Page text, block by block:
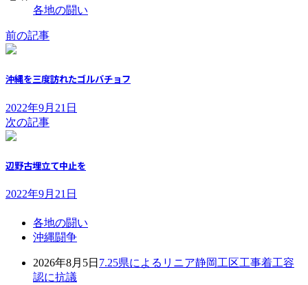
各地の闘い
前の記事
沖縄を三度訪れたゴルバチョフ
2022年9月21日
次の記事
辺野古埋立て中止を
2022年9月21日
各地の闘い
沖縄闘争
2026年8月5日 7.25県によるリニア静岡工区工事着工容
認に抗議